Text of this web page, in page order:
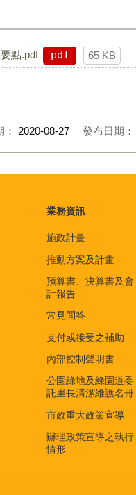
點.pdf pdf 65 KB
： 2020-08-27 發布日期：
業務資訊
施政計畫
推動方案及計畫
預算書、決算書及會
計報告
常見問答
支付或接受之補助
內部控制聲明書
公園綠地及綠園道委
託里長清潔維護名冊
市政重大政策宣導
辦理政策宣導之執行
情形